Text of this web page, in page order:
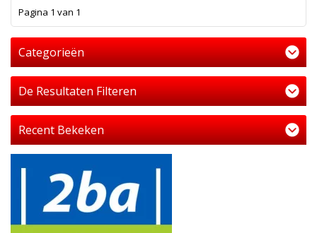
Pagina 1 van 1
Categorieën
De Resultaten Filteren
Recent Bekeken